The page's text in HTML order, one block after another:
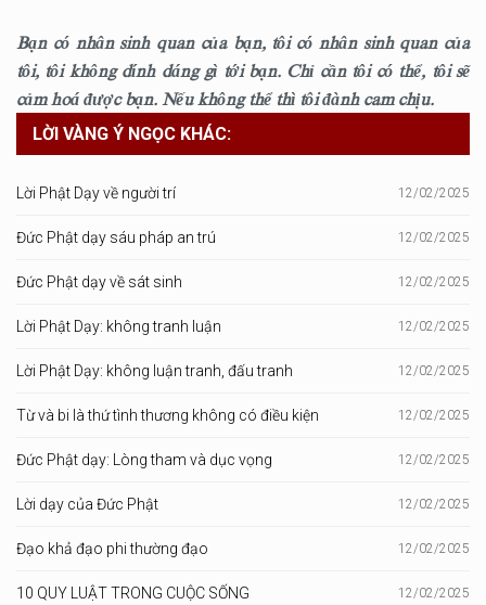
Bạn có nhân sinh quan của bạn, tôi có nhân sinh quan của
tôi, tôi không dính dáng gì tới bạn. Chỉ cần tôi có thể, tôi sẽ
cảm hoá được bạn. Nếu không thể thì tôi đành cam chịu.
LỜI VÀNG Ý NGỌC KHÁC:
Lời Phật Dạy về người trí 12/02/2025
Đức Phật dạy sáu pháp an trú 12/02/2025
Đức Phật dạy về sát sinh 12/02/2025
Lời Phật Dạy: không tranh luận 12/02/2025
Lời Phật Dạy: không luận tranh, đấu tranh 12/02/2025
Từ và bi là thứ tình thương không có điều kiện 12/02/2025
Đức Phật dạy: Lòng tham và dục vọng 12/02/2025
Lời dạy của Đức Phật 12/02/2025
Đạo khả đạo phi thường đạo 12/02/2025
10 QUY LUẬT TRONG CUỘC SỐNG 12/02/2025